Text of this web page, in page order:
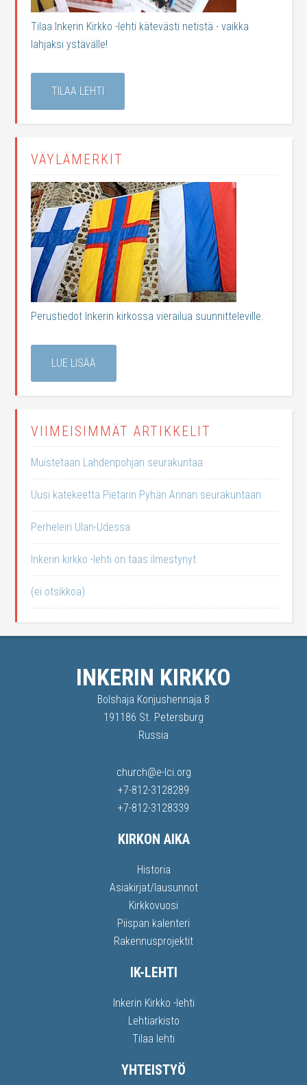
Tilaa Inkerin Kirkko -lehti kätevästi netistä - vaikka
lahjaksi ystävälle!
TILAA LEHTI
VÄYLÄMERKIT
Perustiedot Inkerin kirkossa vierailua suunnitteleville.
LUE LISÄÄ
VIIMEISIMMÄT ARTIKKELIT
Muistetaan Lahdenpohjan seurakuntaa
Uusi katekeetta Pietarin Pyhän Annan seurakuntaan
Perheleiri Ulan-Udessa
Inkerin kirkko -lehti on taas ilmestynyt
(ei otsikkoa)
INKERIN KIRKKO
Bolshaja Konjushennaja 8
191186 St. Petersburg
Russia
church@e-lci.org
+7-812-3128289
+7-812-3128339
KIRKON AIKA
Historia
Asiakirjat/lausunnot
Kirkkovuosi
Piispan kalenteri
Rakennusprojektit
IK-LEHTI
Inkerin Kirkko -lehti
Lehtiarkisto
Tilaa lehti
YHTEISTYÖ